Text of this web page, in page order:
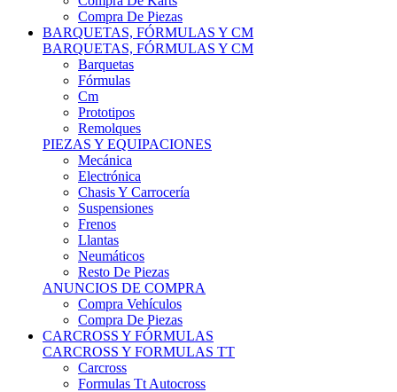
BARQUETAS, FÓRMULAS Y CM
BARQUETAS, FÓRMULAS Y CM
Barquetas
Fórmulas
Cm
Prototipos
Remolques
PIEZAS Y EQUIPACIONES
Mecánica
Electrónica
Chasis Y Carrocería
Suspensiones
Frenos
Llantas
Neumáticos
Resto De Piezas
ANUNCIOS DE COMPRA
Compra Vehículos
Compra De Piezas
CARCROSS Y FÓRMULAS
CARCROSS Y FORMULAS TT
Carcross
Formulas Tt Autocross
Remolques